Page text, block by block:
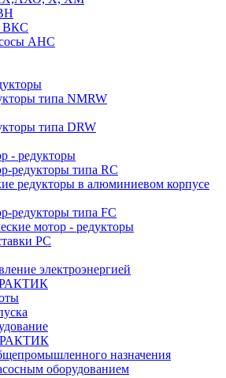
ВКС
АНС
типа NMRW
типа DRW
- редукторы
редукторы типа RC
редукторы в алюминиевом корпусе
редукторы типа FC
мотор - редукторы
PC
электроэнергией
назначения
оборудованием